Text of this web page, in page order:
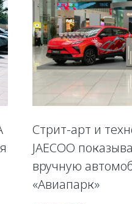
Стрит-арт и
JAECOO
вручную
«Авиапарк»